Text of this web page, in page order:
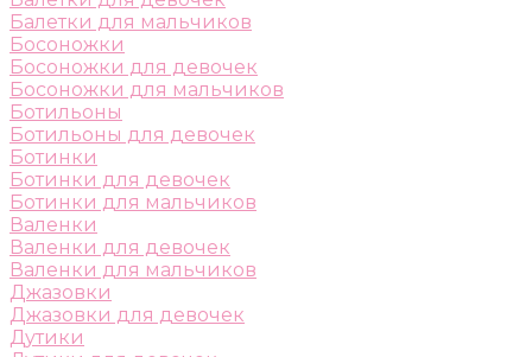
Балетки для мальчиков
Босоножки
Босоножки для девочек
Босоножки для мальчиков
Ботильоны
Ботильоны для девочек
Ботинки
Ботинки для девочек
Ботинки для мальчиков
Валенки
Валенки для девочек
Валенки для мальчиков
Джазовки
Джазовки для девочек
Дутики